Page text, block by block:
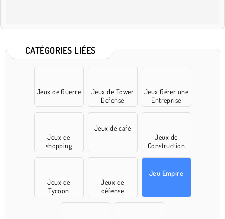
CATÉGORIES LIÉES
Jeux de Guerre
Jeux de Tower
Defense
Jeux Gérer une
Entreprise
Jeux de
shopping
Jeux de café
Jeux de
Construction
Jeux de
Tycoon
Jeux de
défense
Jeu Empire